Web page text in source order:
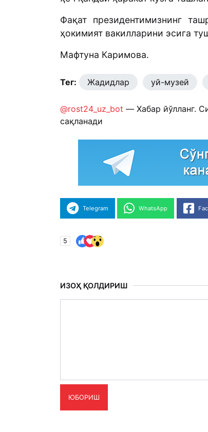
Фақат президентимизнинг
ҳокимият вакилларини эсига
Мафтуна Каримова.
Тег: Жадидлар уй-музей
@rost24_uz_bot — Хабар йўлланг.
сақланади
Telegram WhatsApp
5
ИЗОҲ ҚОЛДИРИШ
ЮБОРИШ